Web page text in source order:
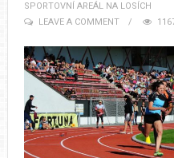
SPORTOVNÍ AREÁL NA LOSÍCH
LEAVE A COMMENT